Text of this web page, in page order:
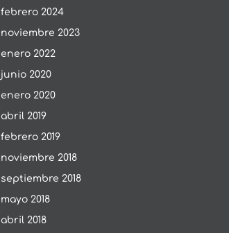
febrero 2024
noviembre 2023
enero 2022
junio 2020
enero 2020
abril 2019
febrero 2019
noviembre 2018
septiembre 2018
mayo 2018
abril 2018